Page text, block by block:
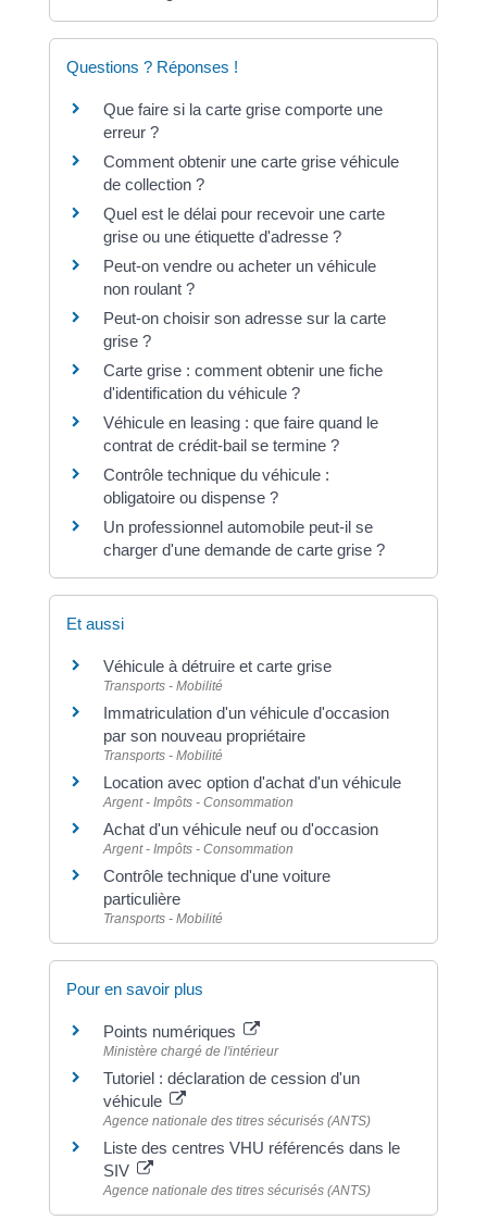
Questions ? Réponses !
Que faire si la carte grise comporte une
erreur ?
Comment obtenir une carte grise véhicule
de collection ?
Quel est le délai pour recevoir une carte
grise ou une étiquette d'adresse ?
Peut-on vendre ou acheter un véhicule
non roulant ?
Peut-on choisir son adresse sur la carte
grise ?
Carte grise : comment obtenir une fiche
d'identification du véhicule ?
Véhicule en leasing : que faire quand le
contrat de crédit-bail se termine ?
Contrôle technique du véhicule :
obligatoire ou dispense ?
Un professionnel automobile peut-il se
charger d'une demande de carte grise ?
Et aussi
Véhicule à détruire et carte grise
Transports - Mobilité
Immatriculation d'un véhicule d'occasion
par son nouveau propriétaire
Transports - Mobilité
Location avec option d'achat d'un véhicule
Argent - Impôts - Consommation
Achat d'un véhicule neuf ou d'occasion
Argent - Impôts - Consommation
Contrôle technique d'une voiture
particulière
Transports - Mobilité
Pour en savoir plus
Points numériques
Ministère chargé de l'intérieur
Tutoriel : déclaration de cession d'un
véhicule
Agence nationale des titres sécurisés (ANTS)
Liste des centres VHU référencés dans le
SIV
Agence nationale des titres sécurisés (ANTS)